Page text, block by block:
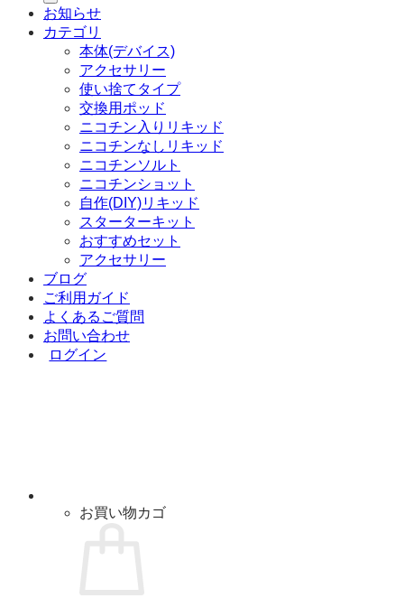
対
象:
お知らせ
カテゴリ
本体(デバイス)
アクセサリー
使い捨てタイプ
交換用ポッド
ニコチン入りリキッド
ニコチンなしリキッド
ニコチンソルト
ニコチンショット
自作(DIY)リキッド
スターターキット
おすすめセット
アクセサリー
ブログ
ご利用ガイド
よくあるご質問
お問い合わせ
ログイン
お買い物カゴ